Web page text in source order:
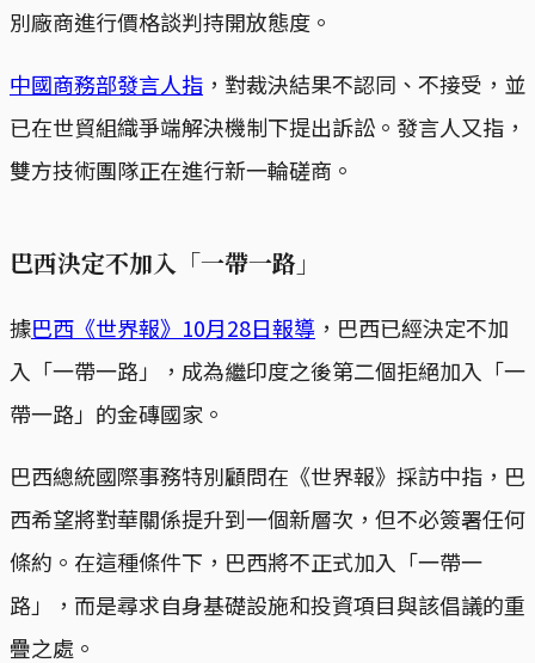
別廠商進行價格談判持開放態度。
中國商務部發言人指 ，對裁決結果不認同、不接受，並
已在世貿組織爭端解決機制下提出訴訟。發言人又指，
雙方技術團隊正在進行新一輪磋商。
巴西決定不加入「一帶一路」
據巴西《世界報》10月28日報導 ，巴西已經決定不加
入「一帶一路」，成為繼印度之後第二個拒絕加入「一
帶一路」的金磚國家。
巴西總統國際事務特別顧問在《世界報》採訪中指，巴
西希望將對華關係提升到一個新層次，但不必簽署任何
條約。在這種條件下，巴西將不正式加入「一帶一
路」，而是尋求自身基礎設施和投資項目與該倡議的重
疊之處。